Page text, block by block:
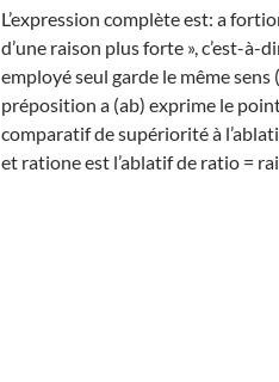
L’expression complète est: a
d’une raison plus forte », c’est-à-
employé seul garde le même
préposition a (ab) exprime le
comparatif de supériorité à
et ratione est l’ablatif de ratio =